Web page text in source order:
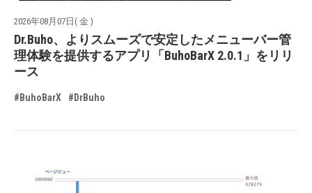
2026年08月07日( 金 )
Dr.Buho、よりスムーズで安定したメニューバー管
理体験を提供するアプリ「BuhoBarX 2.0.1」をリリ
ース
#BuhoBarX #DrBuho